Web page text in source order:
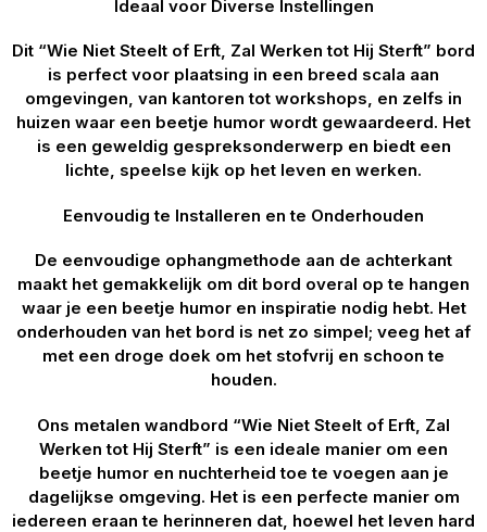
Ideaal voor Diverse Instellingen
Dit “Wie Niet Steelt of Erft, Zal Werken tot Hij Sterft” bord
is perfect voor plaatsing in een breed scala aan
omgevingen, van kantoren tot workshops, en zelfs in
huizen waar een beetje humor wordt gewaardeerd. Het
is een geweldig gespreksonderwerp en biedt een
lichte, speelse kijk op het leven en werken.
Eenvoudig te Installeren en te Onderhouden
De eenvoudige ophangmethode aan de achterkant
maakt het gemakkelijk om dit bord overal op te hangen
waar je een beetje humor en inspiratie nodig hebt. Het
onderhouden van het bord is net zo simpel; veeg het af
met een droge doek om het stofvrij en schoon te
houden.
Ons metalen wandbord “Wie Niet Steelt of Erft, Zal
Werken tot Hij Sterft” is een ideale manier om een
beetje humor en nuchterheid toe te voegen aan je
dagelijkse omgeving. Het is een perfecte manier om
iedereen eraan te herinneren dat, hoewel het leven hard